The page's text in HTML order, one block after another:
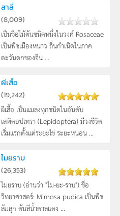
สาลี่
(8,009)
เป็นชื่อไม้ต้นชนิดหนึ่งในวงศ์ Rosaceae
เป็นพืชเมืองหนาว ถิ่นกำเนิดในภาค
ตะวันตกของจีน ...
ผีเสื้อ
(19,242)
ผีเสื้อ เป็นแมลงทุกชนิดในอันดับ
เลพิดอปเทรา (Lepidoptera) มีวงชีวิต
เริ่มแรกตั้งแต่ระยะไข่ ระยะหนอน ...
ไมยราบ
(26,353)
ไมยราบ (อ่านว่า "ไม-ยะ-ราบ") ชื่อ
วิทยาศาสตร์: Mimosa pudica เป็นพืช
ล้มลุก ต้นสีน้ำตาลแดง ...